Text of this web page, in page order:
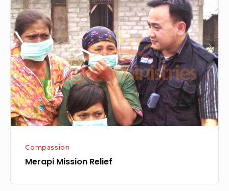
Mission
Relief
Compassion
Merapi Mission Relief